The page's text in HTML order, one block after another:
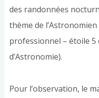
des randonnées
thème de
professionnel – étoile 5
d’Astronomie).
Pour l’observation, le